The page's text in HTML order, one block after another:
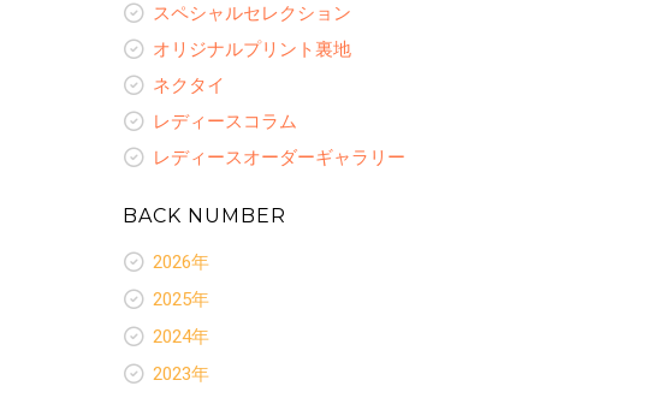
スペシャルセレクション
オリジナルプリント裏地
ネクタイ
レディースコラム
レディースオーダーギャラリー
BACK NUMBER
2026年
新着情報
お客様ありがとう
スペシャルセレクション
2025年
新着情報
お客様ありがとう
2024年
新着情報
2023年